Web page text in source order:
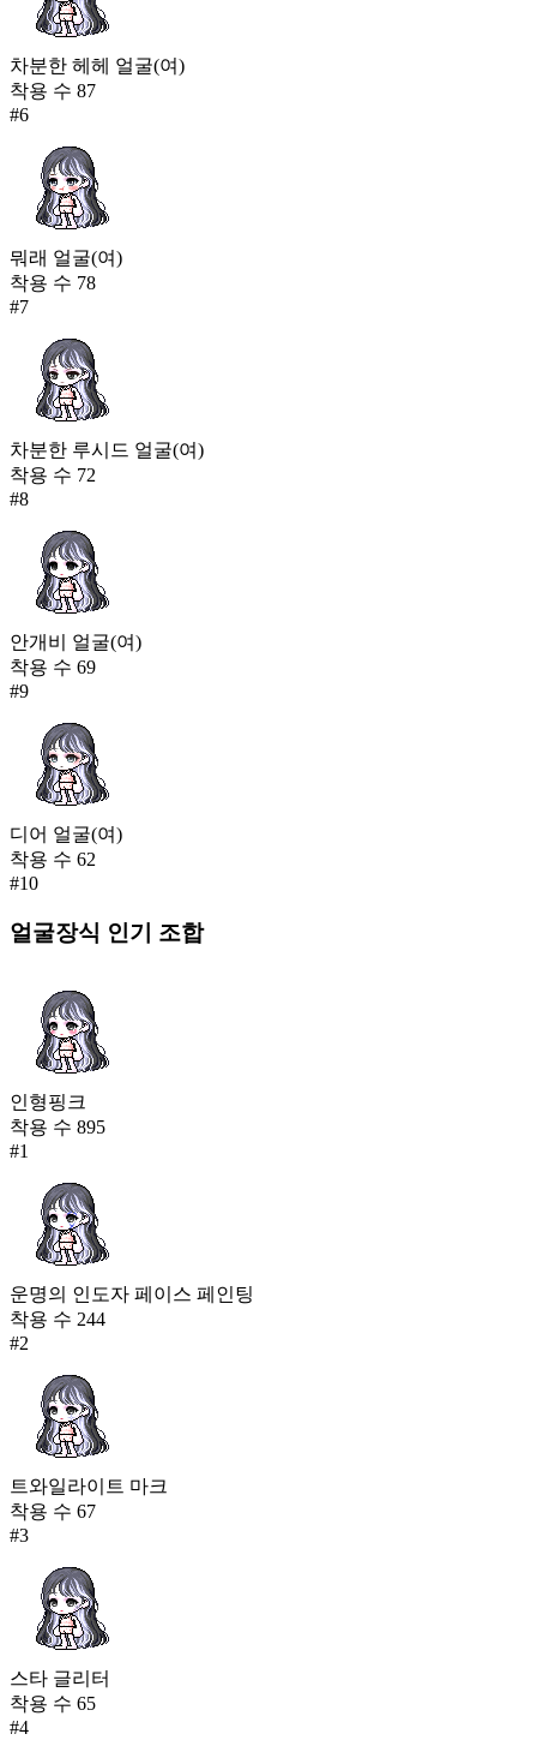
차분한 헤헤 얼굴(여)
착용 수 87
#6
뭐래 얼굴(여)
착용 수 78
#7
차분한 루시드 얼굴(여)
착용 수 72
#8
안개비 얼굴(여)
착용 수 69
#9
디어 얼굴(여)
착용 수 62
#10
얼굴장식 인기 조합
인형핑크
착용 수 895
#1
운명의 인도자 페이스 페인팅
착용 수 244
#2
트와일라이트 마크
착용 수 67
#3
스타 글리터
착용 수 65
#4